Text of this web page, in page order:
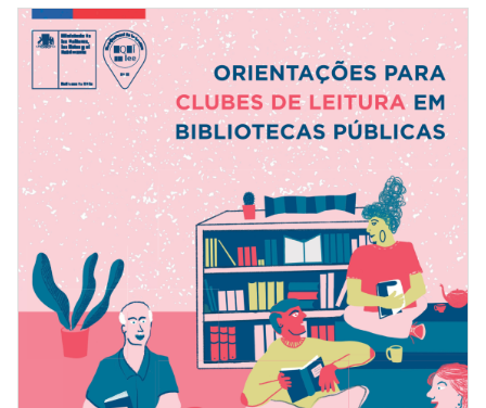
eco
de
las
lecturas.
Introducción
a
los
clubes
de
lectura